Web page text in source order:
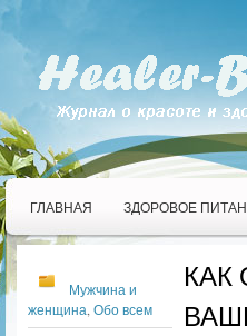
ГЛАВНАЯ ЗДОРОВОЕ
Мужчина и
женщина Обо всем
КАК